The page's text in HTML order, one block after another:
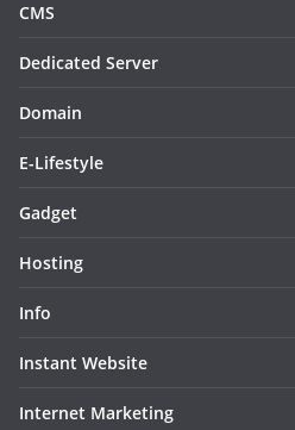
CMS
Dedicated Server
Domain
E-Lifestyle
Gadget
Hosting
Info
Instant Website
Internet Marketing